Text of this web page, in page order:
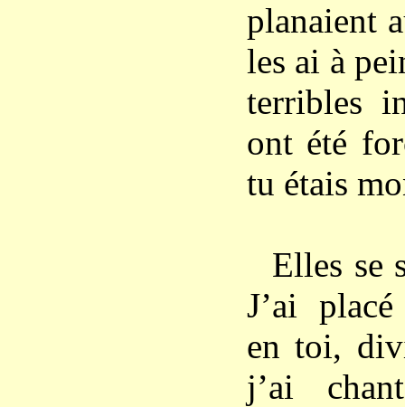
planaient
les ai à
terribles
ont été
tu étais
Elles se
J’ai
en toi,
j’ai